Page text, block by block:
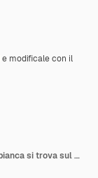
e modificale con il
Affascinante collie grazioso con pelliccia bianca si trova sul primo piano del tavolo da toelettatura